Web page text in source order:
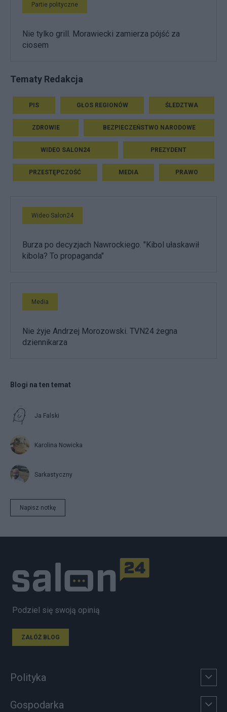
Partie polityczne
Nie tylko grill. Morawiecki zamierza pójść za
ciosem
Tematy Redakcja
PIS GŁOS REGIONÓW ŚLEDZTWA
ZDROWIE BEZPIECZEŃSTWO NARODOWE
WIDEO SALON24 PREZYDENT
PRZESTĘPCZOŚĆ MEDIA PRAWO
Wideo Salon24
Burza po decyzjach Nawrockiego. "Kibol ułaskawił
kibola? To propaganda"
Media
Nie żyje Andrzej Morozowski. TVN24 żegna
dziennikarza
Blogi na ten temat
Ja Falski
Karolina Nowicka
Sarkastyczny
Napisz notkę
Podziel się swoją opinią
ZAŁÓŻ BLOG
Polityka
Gospodarka